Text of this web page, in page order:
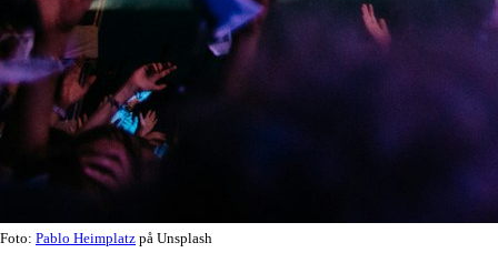
Foto: Pablo Heimplatz på Unsplash